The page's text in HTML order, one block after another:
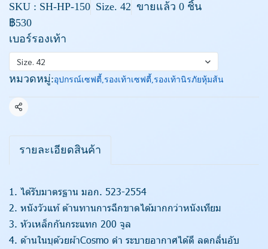
SKU : SH-HP-150 Size. 42 ขายแล้ว 0 ชิ้น
฿530
เบอร์รองเท้า
Size. 42
หมวดหมู่:อุปกรณ์เซฟตี้,รองเท้าเซฟตี้,รองเท้านิรภัยหุ้มส้น
แชร์
รายละเอียดสินค้า
1. ได้รับมาตรฐาน มอก. 523-2554
2. หนังวัวแท้ ต้านทานการฉีกขาดได้มากกว่าหนังเทียม
3. หัวเหล็กกันกระแทก 200 จูล
4. ด้านในบุด้วยผ้าCosmo ดำ ระบายอากาศได้ดี ลดกลิ่นอับ